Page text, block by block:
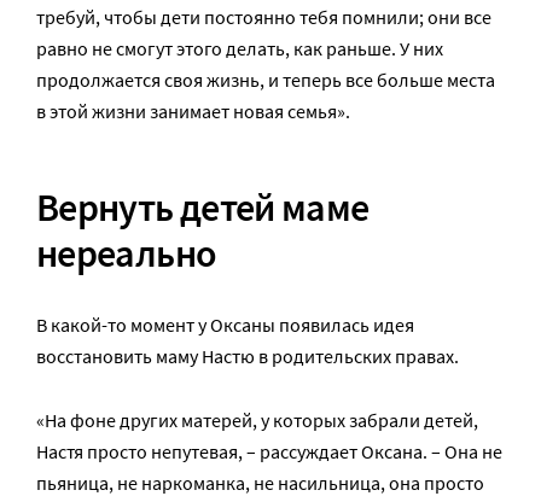
требуй, чтобы дети постоянно тебя помнили; они все
равно не смогут этого делать, как раньше. У них
продолжается своя жизнь, и теперь все больше места
в этой жизни занимает новая семья».
Вернуть детей маме
нереально
В какой-то момент у Оксаны появилась идея
восстановить маму Настю в родительских правах.
«На фоне других матерей, у которых забрали детей,
Настя просто непутевая, – рассуждает Оксана. – Она не
пьяница, не наркоманка, не насильница, она просто